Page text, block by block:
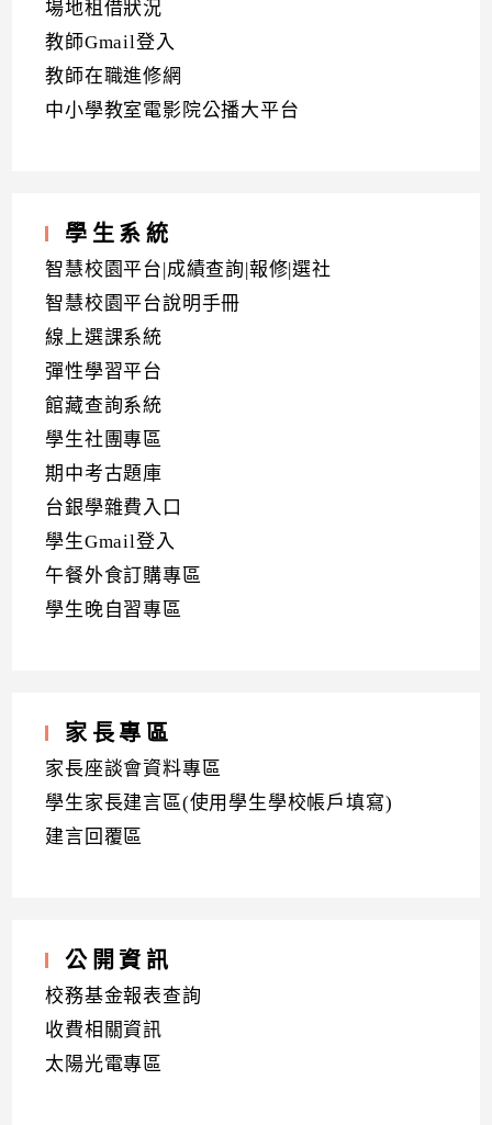
場地租借狀況
教師Gmail登入
教師在職進修網
中小學教室電影院公播大平台
學生系統
智慧校園平台|成績查詢|報修|選社
智慧校園平台說明手冊
線上選課系統
彈性學習平台
館藏查詢系統
學生社團專區
期中考古題庫
台銀學雜費入口
學生Gmail登入
午餐外食訂購專區
學生晚自習專區
家長專區
家長座談會資料專區
學生家長建言區(使用學生學校帳戶填寫)
建言回覆區
公開資訊
校務基金報表查詢
收費相關資訊
太陽光電專區